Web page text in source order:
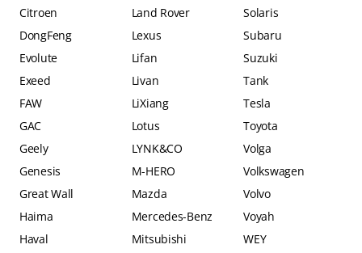
Citroen
DongFeng
Evolute
Exeed
FAW
GAC
Geely
Genesis
Great Wall
Haima
Haval
Land Rover
Lexus
Lifan
Livan
LiXiang
Lotus
LYNK&CO
M-HERO
Mazda
Mercedes-Benz
Mitsubishi
Solaris
Subaru
Suzuki
Tank
Tesla
Toyota
Volga
Volkswagen
Volvo
Voyah
WEY